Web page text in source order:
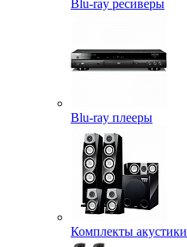
Blu-ray ресиверы
Blu-ray плееры
Комплекты акустики